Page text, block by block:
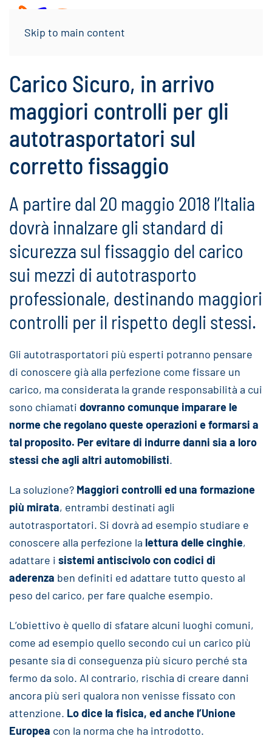
Skip to main content
Carico Sicuro, in arrivo
maggiori controlli per gli
autotrasportatori sul
corretto fissaggio
A partire dal 20 maggio 2018 l’Italia
dovrà innalzare gli standard di
sicurezza sul fissaggio del carico
sui mezzi di autotrasporto
professionale, destinando maggiori
controlli per il rispetto degli stessi.
Gli autotrasportatori più esperti potranno pensare
di conoscere già alla perfezione come fissare un
carico, ma considerata la grande responsabilità a cui
sono chiamati dovranno comunque imparare le
norme che regolano queste operazioni e formarsi a
tal proposito. Per evitare di indurre danni sia a loro
stessi che agli altri automobilisti.
La soluzione? Maggiori controlli ed una formazione
più mirata, entrambi destinati agli
autotrasportatori. Si dovrà ad esempio studiare e
conoscere alla perfezione la lettura delle cinghie,
adattare i sistemi antiscivolo con codici di
aderenza ben definiti ed adattare tutto questo al
peso del carico, per fare qualche esempio.
L’obiettivo è quello di sfatare alcuni luoghi comuni,
come ad esempio quello secondo cui un carico più
pesante sia di conseguenza più sicuro perché sta
fermo da solo. Al contrario, rischia di creare danni
ancora più seri qualora non venisse fissato con
attenzione. Lo dice la fisica, ed anche l’Unione
Europea con la norma che ha introdotto.